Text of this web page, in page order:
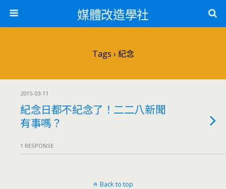
媒體改造學社
Tags › 紀念
2015-03-11
紀念日都不紀念了！二二八新聞
有事嗎？
1 RESPONSE
Back to top